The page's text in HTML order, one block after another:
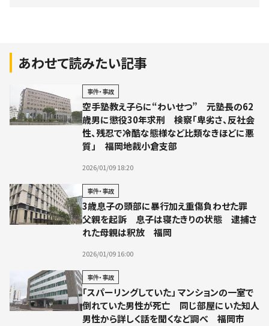
あわせて読みたい記事
事件・事故
空手塾教え子らに“わいせつ” 元塾長の62
歳男に懲役30年求刑 検察「卑劣さ、反社会
性、残忍で冷酷な態様など比類なきほどに悪
質」 福岡地裁小倉支部
2026/01/09 18:20
事件・事故
3歳息子の頭部に暴行加え重傷負わせた罪
父親を起訴 息子は寝たきりの状態 逮捕さ
れた母親は釈放 福岡
2026/01/09 16:00
事件・事故
「スパーリングしていた」 マンションの一室で
倒れていた男性が死亡 同じ部屋にいた知人
男性から詳しく話を聞くなど調べ 福岡市